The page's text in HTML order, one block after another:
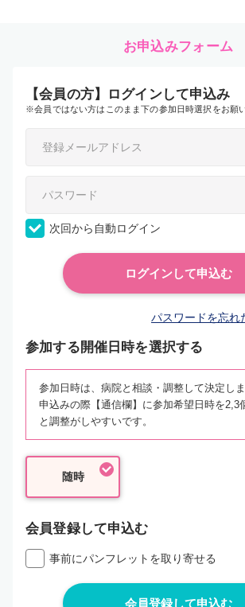
お申込みフォーム
【会員の方】ログインして申込み
※会員ではない方はこのまま下の参加日時選択をお願い
次回から自動ログイン
パスワードを忘れ
参加する開催日時を選択する
参加日時は、病院と相談・調整して決定しま
申込みの際【通信欄】に参加希望日時を2,3
と調整がしやすいです。
随時
会員登録して申込む
事前にパンフレットを取り寄せる